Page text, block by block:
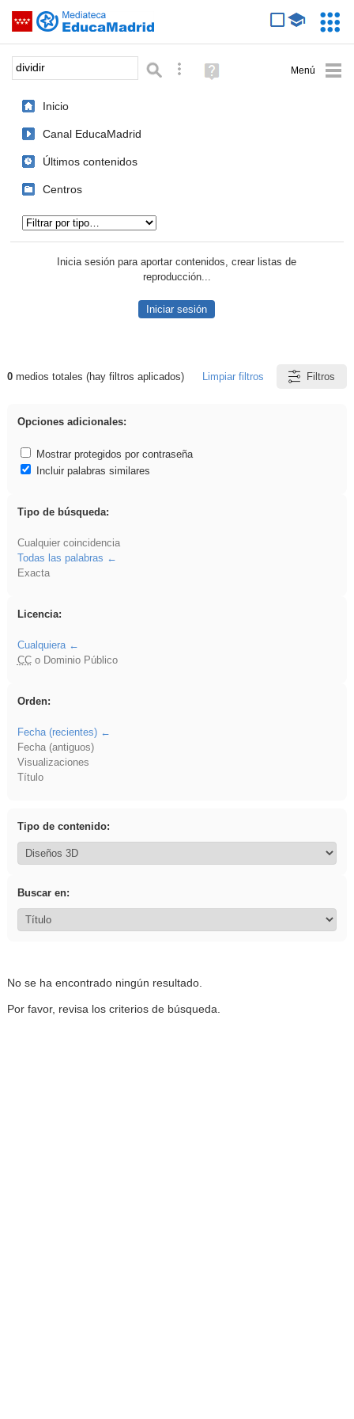
Saltar navegación
Palabra o frase: Búsqueda avanzada
Ayuda
(en
Inicio
Canal EducaMadrid
Últimos contenidos
Centros
Inicia sesión para aportar contenidos, crear listas de
reproducción...
Iniciar sesión
Resultados de: dividir
0medios totales (hay filtros aplicados) Limpiar filtros Filtros
Opciones adicionales:
Mostrar protegidos por contraseña
Incluir palabras similares
Tipo de búsqueda:
Cualquier coincidencia
Todas las palabras
Exacta
Licencia:
Cualquiera
CCo Dominio Público
Orden:
Fecha (recientes)
Fecha (antiguos)
Visualizaciones
Título
Tipo de contenido:
Buscar en:
No se ha encontrado ningún resultado.
Por favor, revisa los criterios de búsqueda.